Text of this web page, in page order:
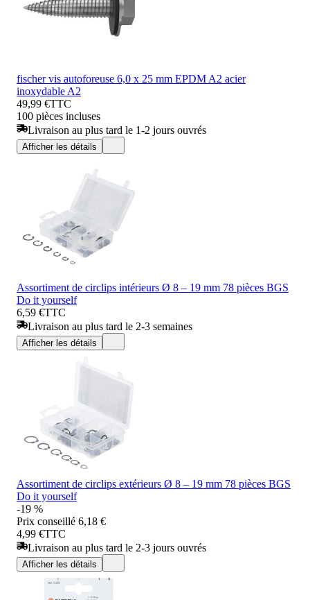
fischer vis autoforeuse 6,0 x 25 mm EPDM A2 acier
inoxydable A2
49,99 €TTC
100 pièces incluses
Livraison au plus tard le 1-2 jours ouvrés
Afficher les détails
Assortiment de circlips intérieurs Ø 8 – 19 mm 78 pièces BGS
Do it yourself
6,59 €TTC
Livraison au plus tard le 2-3 semaines
Afficher les détails
Assortiment de circlips extérieurs Ø 8 – 19 mm 78 pièces BGS
Do it yourself
-19 %
Prix conseillé 6,18 €
4,99 €TTC
Livraison au plus tard le 2-3 jours ouvrés
Afficher les détails